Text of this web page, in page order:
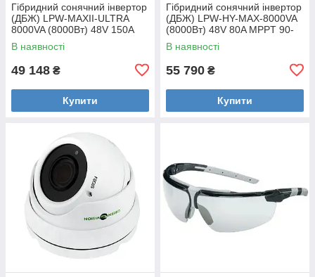
Гібридний сонячний інвертор
(ДБЖ) LPW-MAXII-ULTRA
8000VA (8000Вт) 48V 150A
MPPT 90-450V ON-OFF GRID
Уцінка
В наявності
49 148 ₴
Купити
Гібридний сонячний інвертор
(ДБЖ) LPW-HY-MAX-8000VA
(8000Вт) 48V 80A MPPT 90-
450V Уцінка
В наявності
55 790 ₴
Купити